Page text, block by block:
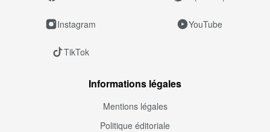
Instagram YouTube
TikTok
Informations légales
Mentions légales
Politique éditoriale